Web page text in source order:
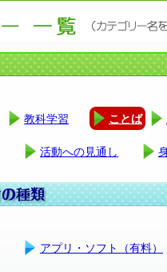
教科学習 ことば
活動への見通し
アプリ・ソフト（有料）